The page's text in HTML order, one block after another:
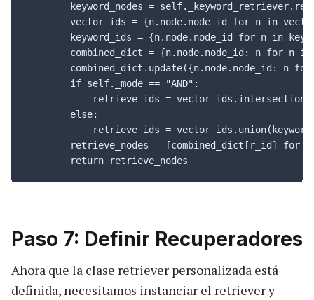
keyword_nodes =
vector_ids = {n.node.node_id for n in
keyword_ids = {n.node.node_id for n in
combined_dict = {n.node.node_id: n for n
combined_dict.update({n.node.node_id: n
        if self._mode == "AND":
retrieve_ids =
        else:
retrieve_ids =
retrieve_nodes = [combined_dict[r_id] for
Paso 7: Definir Recuperadores
Ahora que la clase retriever personalizada está
definida, necesitamos instanciar el retriever y